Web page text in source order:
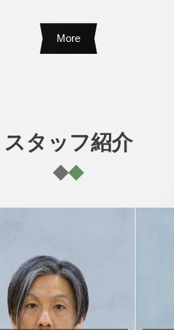
More
スタッフ紹介